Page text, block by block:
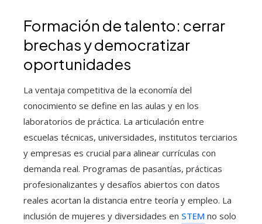
Formación de talento: cerrar
brechas y democratizar
oportunidades
La ventaja competitiva de la economía del
conocimiento se define en las aulas y en los
laboratorios de práctica. La articulación entre
escuelas técnicas, universidades, institutos terciarios
y empresas es crucial para alinear currículas con
demanda real. Programas de pasantías, prácticas
profesionalizantes y desafíos abiertos con datos
reales acortan la distancia entre teoría y empleo. La
inclusión de mujeres y diversidades en STEM no solo